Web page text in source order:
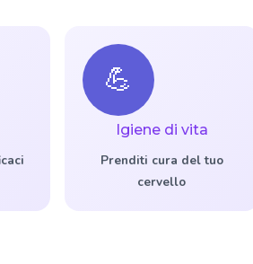
💪
Igiene di vita
Prenditi cura del tuo
cervello